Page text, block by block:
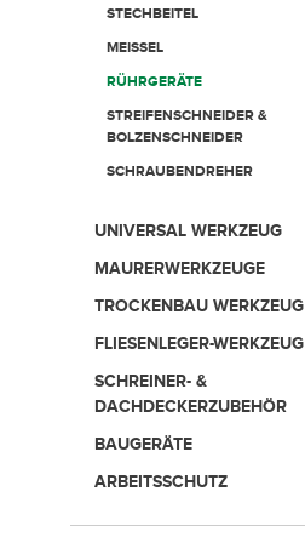
STECHBEITEL
MEISSEL
RÜHRGERÄTE
STREIFENSCHNEIDER &
BOLZENSCHNEIDER
SCHRAUBENDREHER
UNIVERSAL WERKZEUG
MAURERWERKZEUGE
TROCKENBAU WERKZEUG
FLIESENLEGER-WERKZEUG
SCHREINER- &
DACHDECKERZUBEHÖR
BAUGERÄTE
ARBEITSSCHUTZ